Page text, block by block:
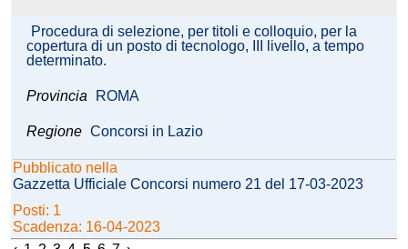
Procedura di selezione, per titoli e colloquio, per la
copertura di un posto di tecnologo, III livello, a tempo
determinato.
Provincia ROMA
Regione Concorsi in Lazio
Pubblicato nella
Gazzetta Ufficiale Concorsi numero 21 del 17-03-2023
Posti: 1
Scadenza: 16-04-2023